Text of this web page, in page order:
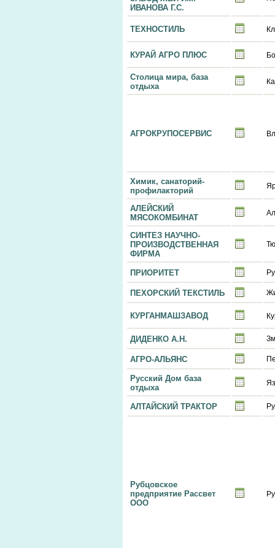
ИВАНОВА Г.С.
ТЕХНОСТИЛЬ
КУРАЙ АГРО ПЛЮС
Столица мира, база
отдыха
АГРОКРУПОСЕРВИС
Химик, санаторий-
профилакторий
АЛЕЙСКИЙ
МЯСОКОМБИНАТ
СИНТЕЗ НАУЧНО-
ПРОИЗВОДСТВЕННАЯ
ФИРМА
ПРИОРИТЕТ
ПЕХОРСКИЙ ТЕКСТИЛЬ
КУРГАНМАШЗАВОД
ДИДЕНКО А.Н.
АГРО-АЛЬЯНС
Русский Дом база
отдыха
АЛТАЙСКИЙ ТРАКТОР
Рубцовское
предприятие Рассвет
ООО